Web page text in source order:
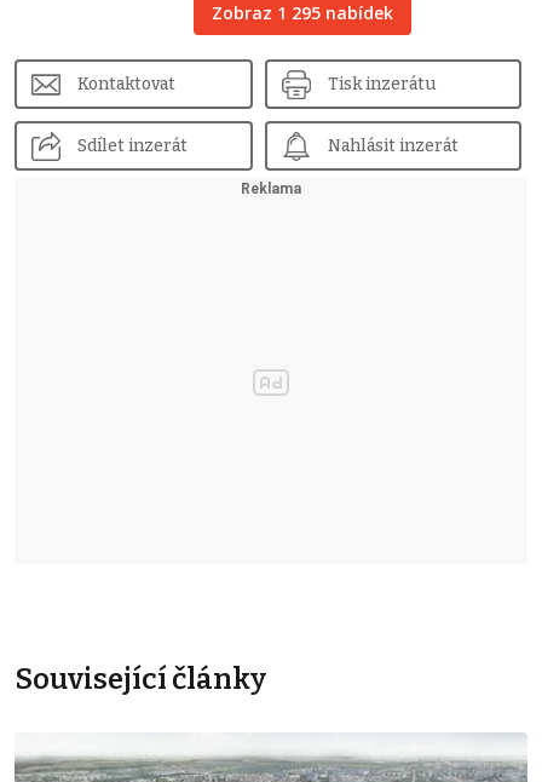
Zobraz 1 295 nabídek
Kontaktovat Tisk inzerátu
Sdílet inzerát Nahlásit inzerát
Související články